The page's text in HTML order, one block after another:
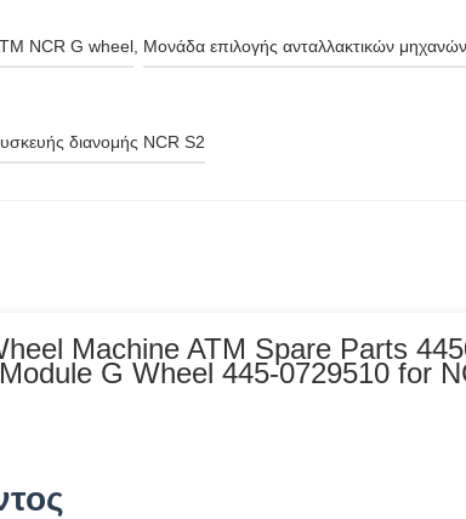
NCR G wheel Μονάδα επιλογής ανταλλακτικών
διανομής NCR S2
Machine ATM Spare Parts
G Wheel 445-0729510 for